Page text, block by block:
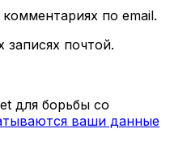
по email.
почтой.
для борьбы со
ваши данные